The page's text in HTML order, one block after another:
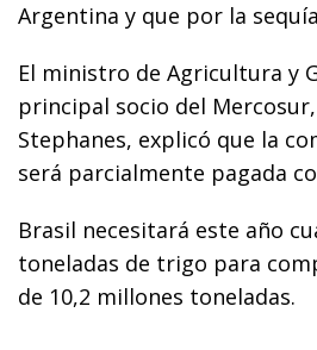
Argentina y que por la
El ministro de Agricultura y
principal socio del
Stephanes, explicó que la
será parcialmente pagada
Brasil necesitará este año
toneladas de trigo para
de 10,2 millones toneladas.